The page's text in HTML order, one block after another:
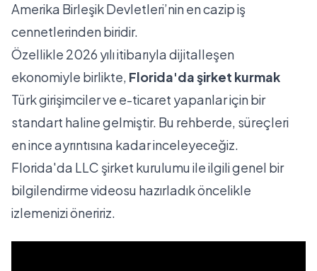
Amerika Birleşik Devletleri’nin en cazip iş
cennetlerinden biridir.
Özellikle 2026 yılı itibarıyla dijitalleşen
ekonomiyle birlikte, Florida'da şirket kurmak
Türk girişimciler ve e-ticaret yapanlar için bir
standart haline gelmiştir. Bu rehberde, süreçleri
en ince ayrıntısına kadar inceleyeceğiz.
Florida'da LLC şirket kurulumu ile ilgili genel bir
bilgilendirme videosu hazırladık öncelikle
izlemenizi öneririz.